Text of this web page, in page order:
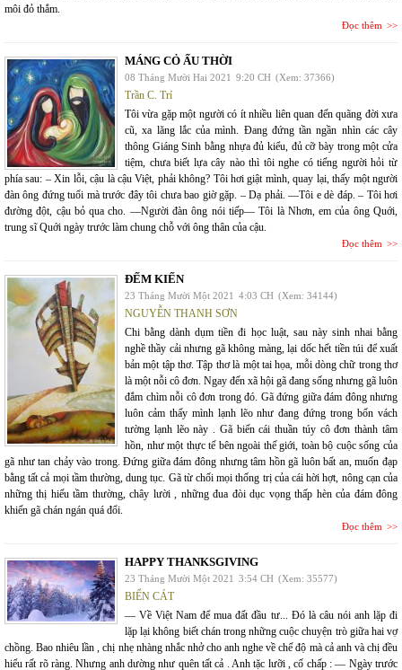
môi đỏ thắm.
Đọc thêm
MÁNG CỎ ẤU THỜI
08 Tháng Mười Hai 2021 9:20 CH (Xem: 37366)
Trần C. Trí
Tôi vừa gặp một người có ít nhiều liên quan đến quãng đời xưa
cũ, xa lăng lắc của mình. Đang đứng tần ngần nhìn các cây
thông Giáng Sinh bằng nhựa đủ kiểu, đủ cỡ bày trong một cửa
tiệm, chưa biết lựa cây nào thì tôi nghe có tiếng người hỏi từ
phía sau: – Xin lỗi, cậu là cậu Việt, phải không? Tôi hơi giật mình, quay lại, thấy một người
đàn ông đứng tuổi mà trước đây tôi chưa bao giờ gặp. – Dạ phải. —Tôi e dè đáp. – Tôi hơi
đường đột, cậu bỏ qua cho. —Người đàn ông nói tiếp— Tôi là Nhơn, em của ông Quới,
trung sĩ Quới ngày trước làm chung chỗ với ông thân của cậu.
Đọc thêm
ĐẾM KIẾN
23 Tháng Mười Một 2021 4:03 CH (Xem: 34144)
NGUYỄN THANH SƠN
Chi bằng dành dụm tiền đi học luật, sau này sinh nhai bằng
nghề thầy cải nhưng gã không màng, lại dốc hết tiền túi để xuất
bản một tập thơ. Tập thơ là một tai họa, mỗi dòng chữ trong thơ
là một nỗi cô đơn. Ngay đến xã hội gã đang sống nhưng gã luôn
đắm chìm nỗi cô đơn trong đó. Gã đứng giữa đám đông nhưng
luôn cảm thấy mình lạnh lẽo như đang đứng trong bốn vách
tường lạnh lẽo này . Gã biến cái thuần túy cô đơn thành tâm
hồn, như một thực tế bên ngoài thế giới, toàn bộ cuộc sống của
gã như tan chảy vào trong. Đứng giữa đám đông nhưng tâm hồn gã luôn bất an, muốn đạp
bằng tất cả mọi tầm thường, dung tục. Gã từ chối mọi thống trị của cái hời hợt, nông cạn của
những thị hiếu tầm thường, chây lười , những đua đòi dục vọng thấp hèn của đám đông
khiến gã chán ngán quá đổi.
Đọc thêm
HAPPY THANKSGIVING
23 Tháng Mười Một 2021 3:54 CH (Xem: 35577)
BIỂN CÁT
— Về Việt Nam để mua đất đầu tư... Đó là câu nói anh lặp đi
lặp lại không biết chán trong những cuộc chuyện trò giữa hai vợ
chồng. Bao nhiêu lần , chị nhẹ nhàng nhắc nhở cho anh nghe về chế độ mà cả anh và chị đều
hiểu rất rõ ràng. Nhưng anh dường như quên tất cả . Anh tặc lưỡi , cố chấp : — Ngày trước